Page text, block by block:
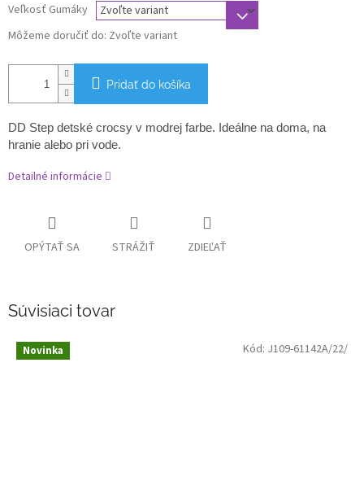
Veľkosť Gumáky
Môžeme doručiť do: Zvoľte variant
Pridať do košíka
DD Step detské crocsy v modrej farbe. Ideálne na doma, na
hranie alebo pri vode.
Detailné informácie
OPÝTAŤ SA STRÁŽIŤ ZDIEĽAŤ
Súvisiaci tovar
Novinka Kód: J109-61142A/22/